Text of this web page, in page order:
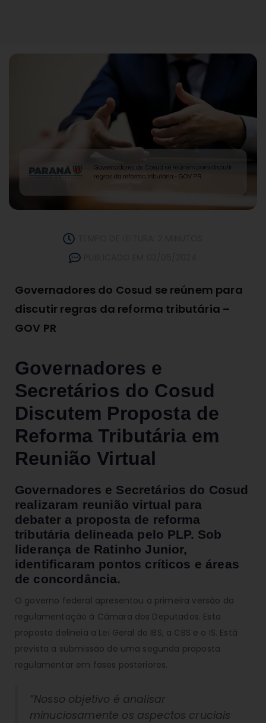
Governadores do Cosud se reúnem para
discutir regras da reforma tributária –
GOV PR
Governadores e
Secretários do Cosud
Discutem Proposta de
Reforma Tributária em
Reunião Virtual
Governadores e Secretários do Cosud
realizaram reunião virtual para
debater a proposta de reforma
tributária delineada pelo PLP. Sob
liderança de Ratinho Junior,
identificaram pontos críticos e áreas
de concordância.
O governo federal apresentou a primeira versão da
regulamentação à Câmara dos Deputados. Esta
proposta delineia a Lei Geral do IBS, a CBS e o IS. Está
prevista a submissão de uma segunda proposta
regulamentar em fases posteriores.
“Nosso objetivo é analisar
minuciosamente os aspectos cruciais